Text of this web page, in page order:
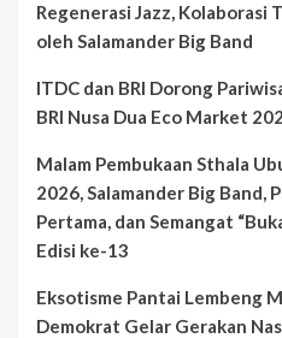
Regenerasi Jazz, Kolaborasi
oleh Salamander Big Band
ITDC dan BRI Dorong
BRI Nusa Dua Eco Market
Malam Pembukaan Sthala
2026, Salamander Big Band,
Pertama, dan Semangat
Edisi ke-13
Eksotisme Pantai Lembeng
Demokrat Gelar Gerakan